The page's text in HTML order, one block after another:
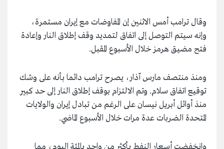
وقال ترامب أمس الاثنين إن المفاوضات مع إيران مستمرة،
وإنه سيتم التوصل إلى اتفاق لتمديد وقف إطلاق النار وإعادة
فتح مضيق هرمز خلال الأسبوع المقبل.
ومنذ منتصف مارس آذار، يصرح ترامب دائما بأنه على وشك
توقيع اتفاق سلام. وتم الالتزام بوقف إطلاق النار إلى حد كبير
منذ أوائل أبريل نيسان على الرغم من تبادل إيران والولايات
المتحدة الضربات عدة مرات خلال الأسبوع الماضي.